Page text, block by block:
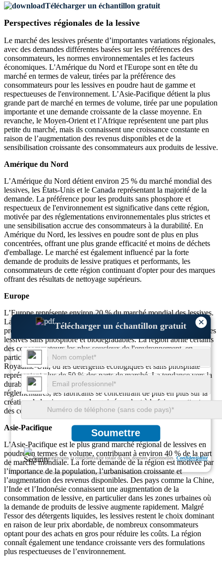
×
Télécharger un échantillon gratuit
Soumettre
Nous garantissons la confidentialité totale de vos données personnelles.Confidentialité
Télécharger un échantillon gratuit
Perspectives régionales de la lessive
Le marché des lessives présente d’importantes variations régionales,
avec des demandes différentes basées sur les préférences des
consommateurs, les normes environnementales et les facteurs
économiques. L'Amérique du Nord et l'Europe sont en tête du
marché en termes de valeur, tirées par la préférence des
consommateurs pour les lessives en poudre haut de gamme et
respectueuses de l'environnement. L’Asie-Pacifique détient la plus
grande part de marché en termes de volume, tirée par une population
importante et une demande croissante de la classe moyenne. En
revanche, le Moyen-Orient et l’Afrique représentent une part plus
petite du marché, mais ils connaissent une croissance constante en
raison de l’augmentation des revenus disponibles et de la
sensibilisation croissante des consommateurs aux produits de lessive.
Amérique du Nord
L’Amérique du Nord détient environ 25 % du marché mondial des
lessives, les États-Unis et le Canada représentant la majorité de la
demande. La préférence pour les produits sans phosphore et
respectueux de l'environnement est significative dans cette région,
motivée par des réglementations environnementales plus strictes et
une sensibilisation accrue des consommateurs à la durabilité. En
Amérique du Nord, les lessives en poudre sont de plus en plus
concentrées, offrant une plus grande efficacité et moins de déchets
d'emballage. Le marché est également influencé par la forte
demande de produits de lessive pratiques et performants, les
consommateurs de cette région continuant d'opter pour des marques
offrant des résultats de nettoyage supérieurs.
Europe
L’Europe représente environ 20 % du marché mondial des lessives.
La demande en Europe est fortement influencée par les
préoccupations environnementales, avec une forte évolution vers les
lessives sans phosphore et biodégradables. La région abrite certains
des consommateurs les plus soucieux de l'environnement, en
particulier dans des pays comme l'Allemagne, la France et le
Royaume-Uni, où les détergents écologiques et sans phosphate
représentent plus de 50 % des parts de marché. La tendance vers la
durabilité stimule à la fois l'innovation et les changements
réglementaires, les fabricants se concentrant de plus en plus sur la
création de lessives en poudre qui répondent à la fois aux attentes
des consommateurs et aux normes environnementales.
Asie-Pacifique
L’Asie-Pacifique est le plus grand marché régional de lessives en
poudre en termes de volume, contribuant à environ 40 % de la part
de marché mondiale. La forte demande de la région est motivée par
l’importance de la population, l’urbanisation croissante et
l’augmentation des revenus disponibles. Des pays comme la Chine,
l’Inde et l’Indonésie connaissent une augmentation de la
consommation de lessive, en particulier dans les zones urbaines où
la demande de produits de lessive augmente rapidement. Malgré
l'essor des détergents liquides, les lessives restent le choix dominant
en raison de leur prix abordable, de nombreux consommateurs
optant pour des achats en gros pour réduire les coûts. La région
connaît également une tendance croissante vers des formulations
plus respectueuses de l’environnement.